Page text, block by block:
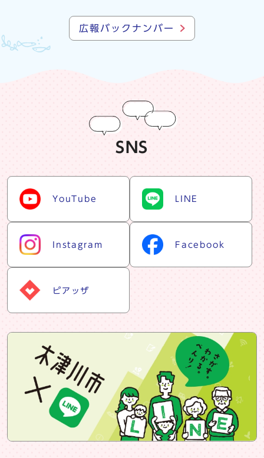
広報バックナンバー
SNS
snsリスト
YouTube LINE
Instagram Facebook
ピアッザ
snsバナー